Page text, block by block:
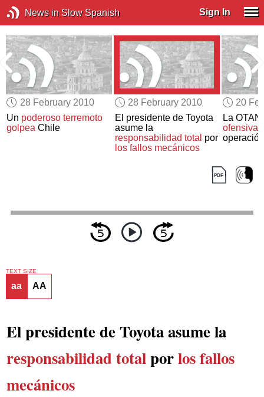
News in Slow Spanish Sign In
28 February 2010
Un poderoso terremoto
golpea Chile
28 February 2010
El presidente de Toyota
asume la
responsabilidad total por
los fallos mecánicos
20
La OTAN
ofensiva
TEXT SIZE
aa AA
El presidente de Toyota asume la
responsabilidad totalporlos fallos
mecánicos